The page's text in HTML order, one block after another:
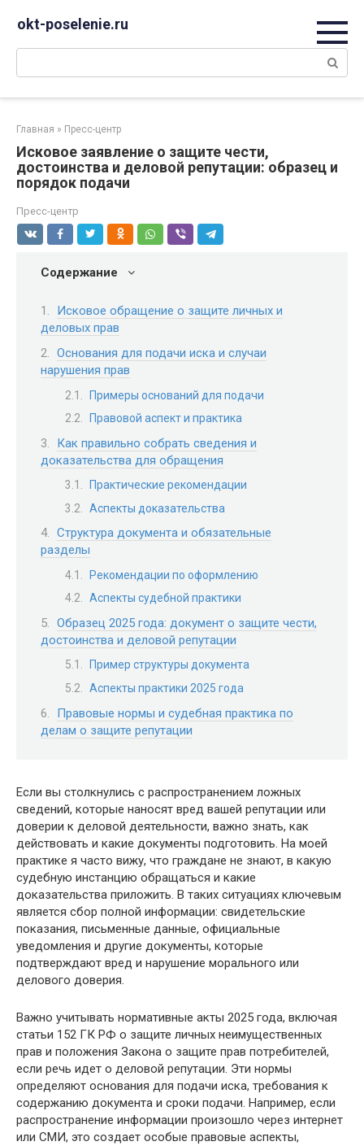
okt-poselenie.ru
Поиск:
Главная » Пресс-центр
Исковое заявление о защите чести,
достоинства и деловой репутации: образец и
порядок подачи
Пресс-центр
Содержание
Исковое обращение о защите личных и
деловых прав
Основания для подачи иска и случаи
нарушения прав
Примеры оснований для подачи
Правовой аспект и практика
Как правильно собрать сведения и
доказательства для обращения
Практические рекомендации
Аспекты доказательства
Структура документа и обязательные
разделы
Рекомендации по оформлению
Аспекты судебной практики
Образец 2025 года: документ о защите чести,
достоинства и деловой репутации
Пример структуры документа
Аспекты практики 2025 года
Правовые нормы и судебная практика по
делам о защите репутации
Если вы столкнулись с распространением ложных
сведений, которые наносят вред вашей репутации или
доверии к деловой деятельности, важно знать, как
действовать и какие документы подготовить. На моей
практике я часто вижу, что граждане не знают, в какую
судебную инстанцию обращаться и какие
доказательства приложить. В таких ситуациях ключевым
является сбор полной информации: свидетельские
показания, письменные данные, официальные
уведомления и другие документы, которые
подтверждают вред и нарушение морального или
делового доверия.
Важно учитывать нормативные акты 2025 года, включая
статьи 152 ГК РФ о защите личных неимущественных
прав и положения Закона о защите прав потребителей,
если речь идет о деловой репутации. Эти нормы
определяют основания для подачи иска, требования к
содержанию документа и сроки подачи. Например, если
распространение информации произошло через интернет
или СМИ, это создает особые правовые аспекты,